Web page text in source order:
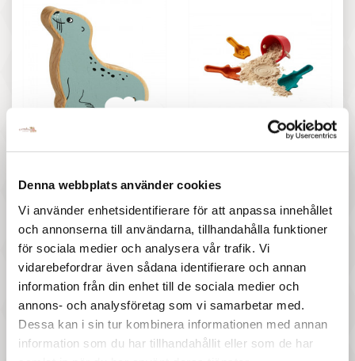
Denna webbplats använder cookies
Vi använder enhetsidentifierare för att anpassa innehållet
och annonserna till användarna, tillhandahålla funktioner
för sociala medier och analysera vår trafik. Vi
vidarebefordrar även sådana identifierare och annan
information från din enhet till de sociala medier och
annons- och analysföretag som vi samarbetar med.
Dessa kan i sin tur kombinera informationen med annan
information som du har tillhandahållit eller som de har
Lanka Kade - Trädjur
Sjölejon
277 :-
PlanToys - Sandleksak, hink
77 :- 97 :-